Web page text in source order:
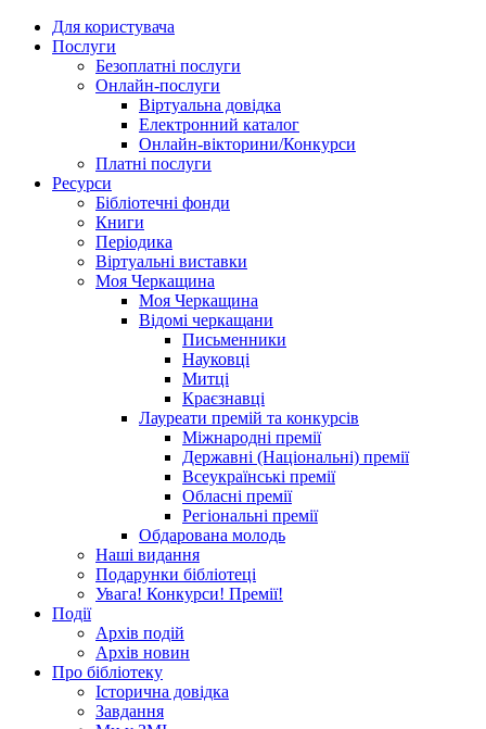
Для користувача
Послуги
Безоплатні послуги
Онлайн-послуги
Віртуальна довідка
Електронний каталог
Онлайн-вікторини/Конкурси
Платні послуги
Ресурси
Бібліотечні фонди
Книги
Періодика
Віртуальні виставки
Моя Черкащина
Моя Черкащина
Відомі черкащани
Письменники
Науковці
Митці
Краєзнавці
Лауреати премій та конкурсів
Міжнародні премії
Державні (Національні) премії
Всеукраїнські премії
Обласні премії
Регіональні премії
Обдарована молодь
Наші видання
Подарунки бібліотеці
Увага! Конкурси! Премії!
Події
Архів подій
Архів новин
Про бібліотеку
Історична довідка
Завдання